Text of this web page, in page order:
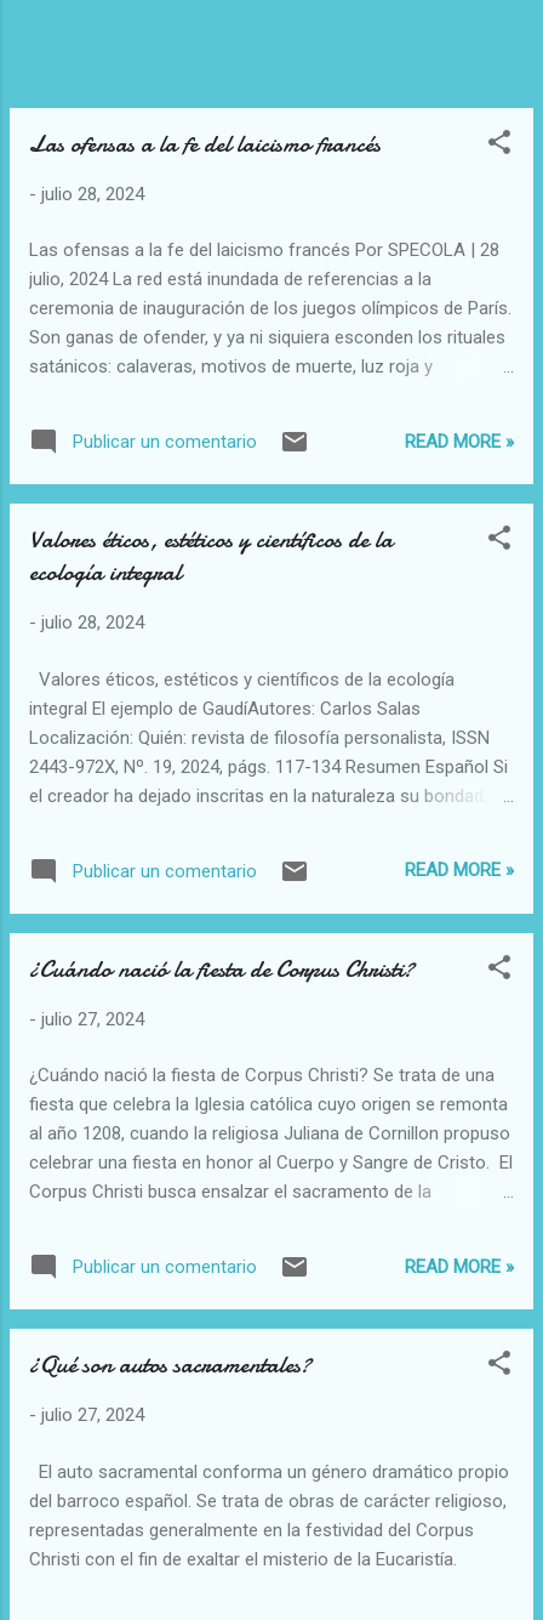
Las ofensas a la fe del laicismo francés
- julio 28, 2024
Las ofensas a la fe del laicismo francés Por SPECOLA | 28
julio, 2024 La red está inundada de referencias a la
ceremonia de inauguración de los juegos olímpicos de París.
Son ganas de ofender, y ya ni siquiera esconden los rituales
satánicos: calaveras, motivos de muerte, luz roja y
en un caballo que parece que sale directamente del libro del
Apocalipsis. «Y miré, y he aquí un caballo pálido; y el nombre
que estaba sobre él era Muerte, y el infierno lo siguió con él.
matar con espada, y con hambre, y con muerte, y con las
bestias de la tierra». Francia ha demostrado, una vez más,
del Estado. Durante años, el Tribunal Europeo de Derechos
incapaz de comprender lo que se define como laicismo
positivo. Además, es uno de los países europeos que está
sintiendo los...
Publicar un comentario READ MORE »
Valores éticos, estéticos y científicos de la
ecología integral
- julio 28, 2024
Valores éticos, estéticos y científicos de la ecología
integral El ejemplo de GaudíAutores: Carlos Salas
Localización: Quién: revista de filosofía personalista, ISSN
2443-972X, Nº. 19, 2024, págs. 117-134 Resumen Español Si
el creador ha dejado inscritas en la naturaleza su bondad,
inspirarse en la naturaleza, para que estas sean
auténticamente buenas, verdaderas y bellas; es decir, para
que posean y reflejen unos valores éticos, estéticos y
Laudato Sí del Papa Francisco, publicada en 2015, abre el
fundamentales los valores éticos y que puede denominarse
la naturaleza, a la que admira, y el sentido trascendente que
impregna su metódico trabajo —en un afán de servicio a la
sociedad— nos enseñan que en la arquitectura,
auténticamente sostenible, se fu...
Publicar un comentario READ MORE »
¿Cuándo nació la fiesta de Corpus Christi?
- julio 27, 2024
¿Cuándo nació la fiesta de Corpus Christi? Se trata de una
fiesta que celebra la Iglesia católica cuyo origen se remonta
al año 1208, cuando la religiosa Juliana de Cornillon propuso
celebrar una fiesta en honor al Cuerpo y Sangre de Cristo. El
Corpus Christi busca ensalzar el sacramento de la
Publicar un comentario READ MORE »
¿Qué son autos sacramentales?
- julio 27, 2024
El auto sacramental conforma un género dramático propio
del barroco español. Se trata de obras de carácter religioso,
representadas generalmente en la festividad del Corpus
Christi con el fin de exaltar el misterio de la Eucaristía.